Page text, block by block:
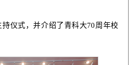
仪式，并介绍了青科大70周年校